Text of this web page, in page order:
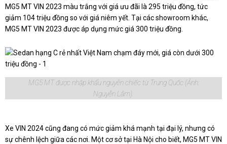
MG5 MT VIN 2023 màu trắng với giá ưu đãi là 295 triệu đồng, tức
giảm 104 triệu đồng so với giá niêm yết. Tại các showroom khác,
MG5 MT VIN 2023 được áp dụng mức giá 300 triệu đồng.
MG5 MT được nhập khẩu nguyên chiếc từ Trung Quốc (Ảnh:
Nguyễn Lâm).
Xe VIN 2024 cũng đang có mức giảm khá mạnh tại đại lý, nhưng có
sự chênh lệch giữa các nơi. Một cơ sở tại Hà Nội cho biết, MG5 MT VIN